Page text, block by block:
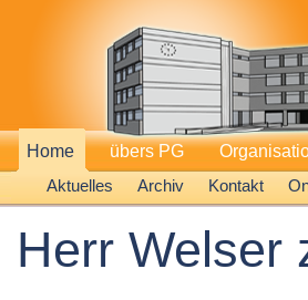
Home
Aktuelles
Archiv Kontakt
übers PG
Herr Welser